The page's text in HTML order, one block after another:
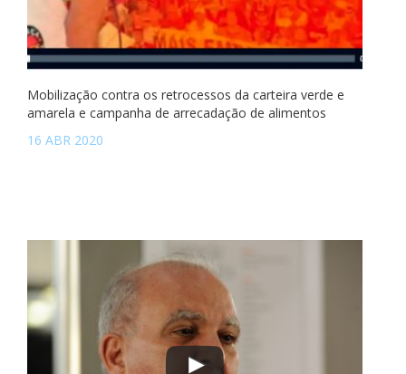
Mobilização contra os retrocessos da carteira verde e
amarela e campanha de arrecadação de alimentos
16 ABR 2020